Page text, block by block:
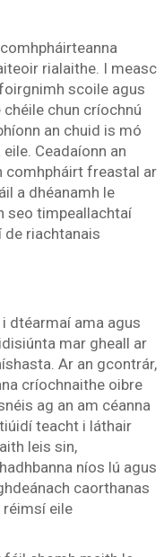
rialaithe. I measc
scoile agus
chun críochnú
an chuid is mó
Ceadaíonn an
comhpháirt freastal ar
a dhéanamh le
seo timpeallachtaí
riachtanais
dtéarmaí ama agus
mar gheall ar
Ar an gcontrár,
críochnaithe oibre
ag an am céanna
teacht i láthair
leis sin,
níos lú agus
caorthanas
eile